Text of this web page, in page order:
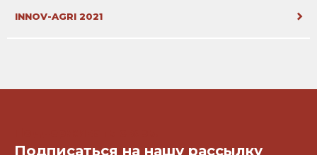
INNOV-AGRI 2021
Подписаться на нашу рассылку